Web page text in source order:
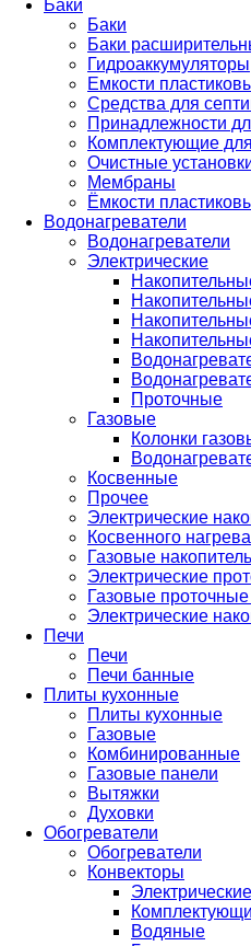
Баки
Баки
Баки
Гидроаккумуляторы
Емкости
Средства для
Принадлежности
Комплектующие
Очистные
Мембраны
Ёмкости
Водонагреватели
Водонагреватели
Электрические
Проточные
Газовые
Колонки
Косвенные
Прочее
Электрические
Косвенного нагрева
Газовые
Электрические
Газовые
Электрические
Печи
Печи
Печи банные
Плиты кухонные
Плиты кухонные
Газовые
Комбинированные
Газовые панели
Вытяжки
Духовки
Обогреватели
Обогреватели
Конвекторы
Электрические
Водяные